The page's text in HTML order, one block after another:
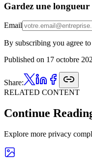
Gardez une
Email
By subscribing you agree
Published on 17 octobre
Share:
RELATED CONTENT
Continue
Explore more privacy